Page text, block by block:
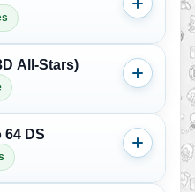
All-Stars)
64 DS